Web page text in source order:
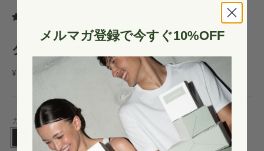
クッションクルーソックス
セール価格
¥1,500
カラー:Black
BlackWhite
メルマガ登録で今すぐ10%OFF